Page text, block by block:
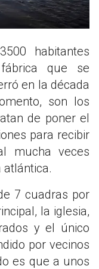
que se
en la década
son los
de poner el
para recibir
mucha veces
atlántica.
7 cuadras por
la iglesia,
y el único
por vecinos
es que a unos